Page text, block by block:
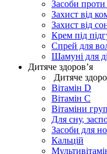
Засоби
Захист від
Захист від
Крем під
Спрей для
Шамуні для
Дитяче здоров’я
Дитяче
Вітамін D
Вітамін С
Вітаміни
Для сну,
Засоби для
Кальцій